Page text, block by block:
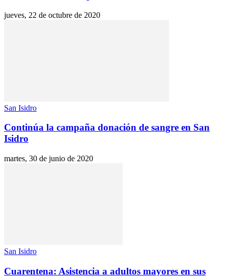
jueves, 22 de octubre de 2020
San Isidro
Continúa la campaña donación de sangre en San
Isidro
martes, 30 de junio de 2020
San Isidro
Cuarentena: Asistencia a adultos mayores en sus